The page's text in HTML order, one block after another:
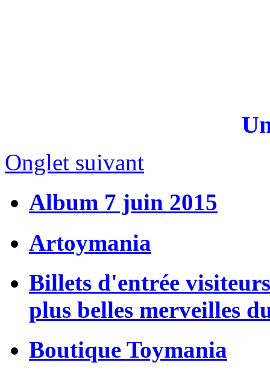
Onglet suivant
Album 7 juin 2015
Artoymania
Billets d'entrée
plus belles merveilles
Boutique Toymania